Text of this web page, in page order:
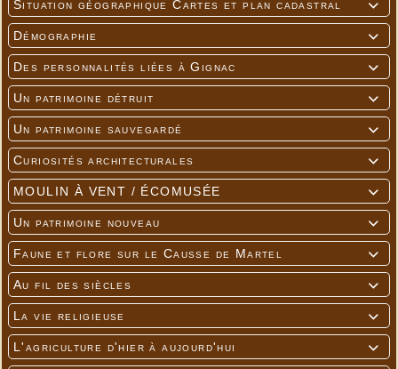

Situation géographique Cartes et plan cadastral

Démographie

Des personnalités liées à Gignac

Un patrimoine détruit

Un patrimoine sauvegardé

Curiosités architecturales

MOULIN À VENT / ÉCOMUSÉE

Un patrimoine nouveau

Faune et flore sur le Causse de Martel

Au fil des siècles

La vie religieuse

L'agriculture d'hier à aujourd'hui